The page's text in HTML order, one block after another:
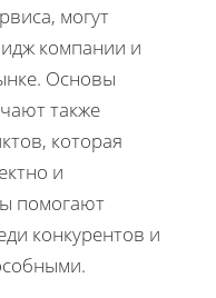
могут
компании и
Основы
также
которая
и
помогают
конкурентов и